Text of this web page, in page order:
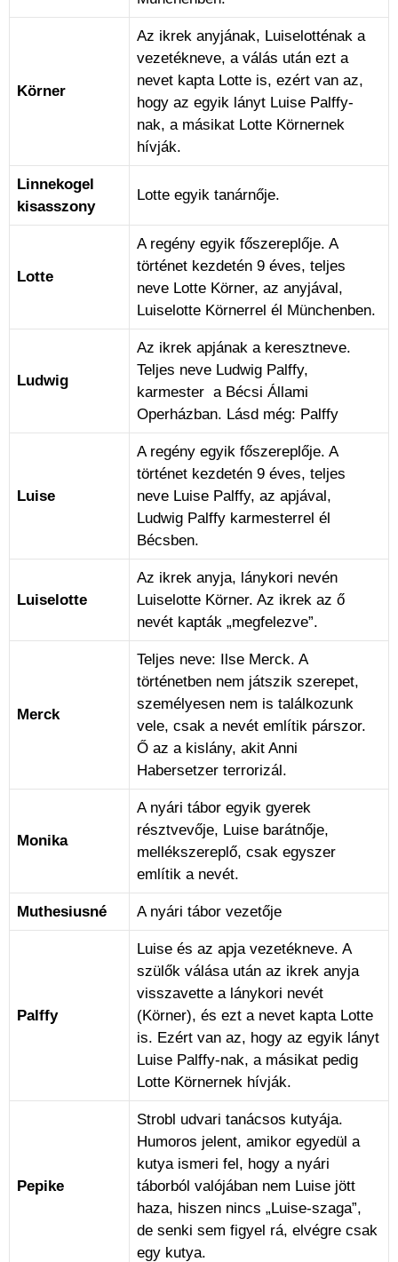
Körner
Az ikrek anyjának, Luiselotténak a
vezetékneve, a válás után ezt a
nevet kapta Lotte is, ezért van az,
hogy az egyik lányt Luise Palffy-
nak, a másikat Lotte Körnernek
hívják.
Linnekogel
kisasszony
Lotte egyik tanárnője.
Lotte
A regény egyik főszereplője. A
történet kezdetén 9 éves, teljes
neve Lotte Körner, az anyjával,
Luiselotte Körnerrel él Münchenben.
Ludwig
Az ikrek apjának a keresztneve.
Teljes neve Ludwig Palffy,
karmester a Bécsi Állami
Operházban. Lásd még: Palffy
Luise
A regény egyik főszereplője. A
történet kezdetén 9 éves, teljes
neve Luise Palffy, az apjával,
Ludwig Palffy karmesterrel él
Bécsben.
Luiselotte
Az ikrek anyja, lánykori nevén
Luiselotte Körner. Az ikrek az ő
nevét kapták „megfelezve”.
Merck
Teljes neve: Ilse Merck. A
történetben nem játszik szerepet,
személyesen nem is találkozunk
vele, csak a nevét említik párszor.
Ő az a kislány, akit Anni
Habersetzer terrorizál.
Monika
A nyári tábor egyik gyerek
résztvevője, Luise barátnője,
mellékszereplő, csak egyszer
említik a nevét.
Muthesiusné A nyári tábor vezetője
Palffy
Luise és az apja vezetékneve. A
szülők válása után az ikrek anyja
visszavette a lánykori nevét
(Körner), és ezt a nevet kapta Lotte
is. Ezért van az, hogy az egyik lányt
Luise Palffy-nak, a másikat pedig
Lotte Körnernek hívják.
Pepike
Strobl udvari tanácsos kutyája.
Humoros jelent, amikor egyedül a
kutya ismeri fel, hogy a nyári
táborból valójában nem Luise jött
haza, hiszen nincs „Luise-szaga”,
de senki sem figyel rá, elvégre csak
egy kutya.